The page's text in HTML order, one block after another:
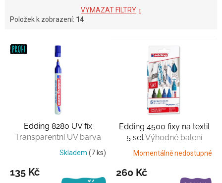
VYMAZAT FILTRY
Položek k zobrazení: 14
V
ů
Edding 8280 UV fix
Transparentní UV barva
Skladem (7 ks)
135 Kč
Edding 4500 fixy na textil
5 setVýhodné balení
Momentálně nedostupné
260 Kč